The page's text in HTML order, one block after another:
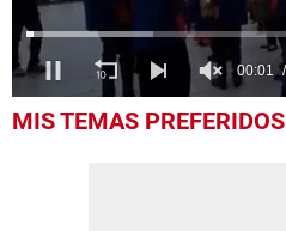
seconds
MIS TEMAS PREFERIDOS